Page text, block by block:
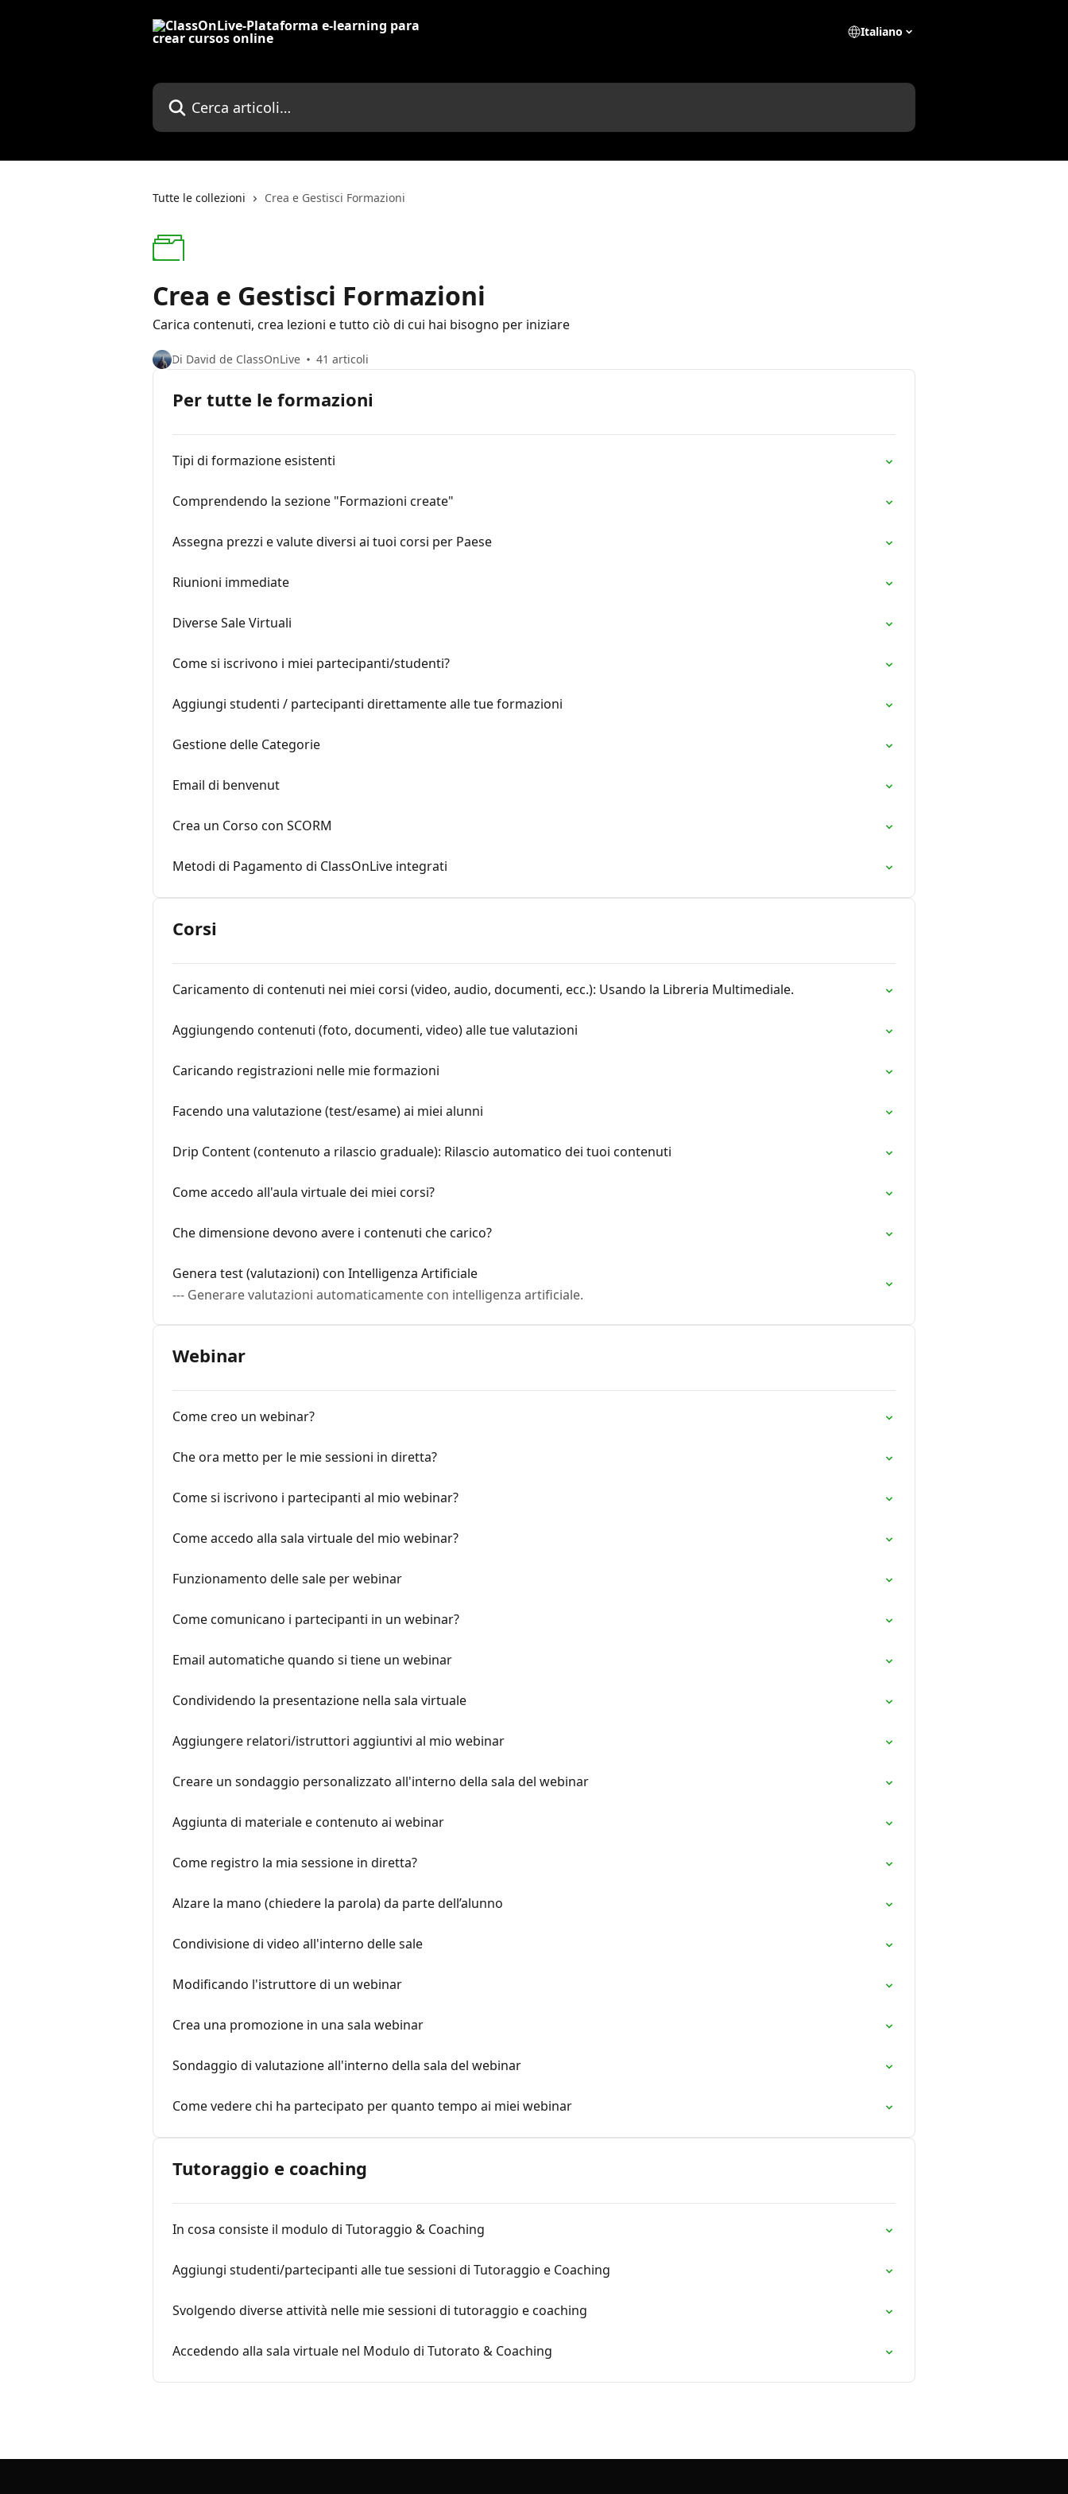
Italiano
Cerca articoli…
Tutte le collezioni Crea e Gestisci Formazioni
Crea e Gestisci Formazioni
Carica contenuti, crea lezioni e tutto ciò di cui hai bisogno per iniziare
Di David de ClassOnLive 41 articoli
Per tutte le formazioni
Tipi di formazione esistenti
Comprendendo la sezione "Formazioni create"
Assegna prezzi e valute diversi ai tuoi corsi per Paese
Riunioni immediate
Diverse Sale Virtuali
Come si iscrivono i miei partecipanti/studenti?
Aggiungi studenti / partecipanti direttamente alle tue formazioni
Gestione delle Categorie
Email di benvenut
Crea un Corso con SCORM
Metodi di Pagamento di ClassOnLive integrati
Corsi
Caricamento di contenuti nei miei corsi (video, audio, documenti, ecc.): Usando la Libreria Multimediale.
Aggiungendo contenuti (foto, documenti, video) alle tue valutazioni
Caricando registrazioni nelle mie formazioni
Facendo una valutazione (test/esame) ai miei alunni
Drip Content (contenuto a rilascio graduale): Rilascio automatico dei tuoi contenuti
Come accedo all'aula virtuale dei miei corsi?
Che dimensione devono avere i contenuti che carico?
Genera test (valutazioni) con Intelligenza Artificiale
--- Generare valutazioni automaticamente con intelligenza artificiale.
Webinar
Come creo un webinar?
Che ora metto per le mie sessioni in diretta?
Come si iscrivono i partecipanti al mio webinar?
Come accedo alla sala virtuale del mio webinar?
Funzionamento delle sale per webinar
Come comunicano i partecipanti in un webinar?
Email automatiche quando si tiene un webinar
Condividendo la presentazione nella sala virtuale
Aggiungere relatori/istruttori aggiuntivi al mio webinar
Creare un sondaggio personalizzato all'interno della sala del webinar
Aggiunta di materiale e contenuto ai webinar
Come registro la mia sessione in diretta?
Alzare la mano (chiedere la parola) da parte dell’alunno
Condivisione di video all'interno delle sale
Modificando l'istruttore di un webinar
Crea una promozione in una sala webinar
Sondaggio di valutazione all'interno della sala del webinar
Come vedere chi ha partecipato per quanto tempo ai miei webinar
Tutoraggio e coaching
In cosa consiste il modulo di Tutoraggio & Coaching
Aggiungi studenti/partecipanti alle tue sessioni di Tutoraggio e Coaching
Svolgendo diverse attività nelle mie sessioni di tutoraggio e coaching
Accedendo alla sala virtuale nel Modulo di Tutorato & Coaching